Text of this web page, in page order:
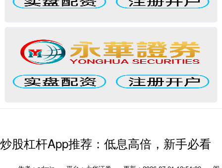
炒股杠杆App推荐：低息高倍，新手必看